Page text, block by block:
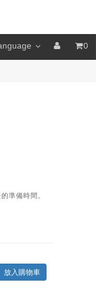
0
準備時間。
放入購物車